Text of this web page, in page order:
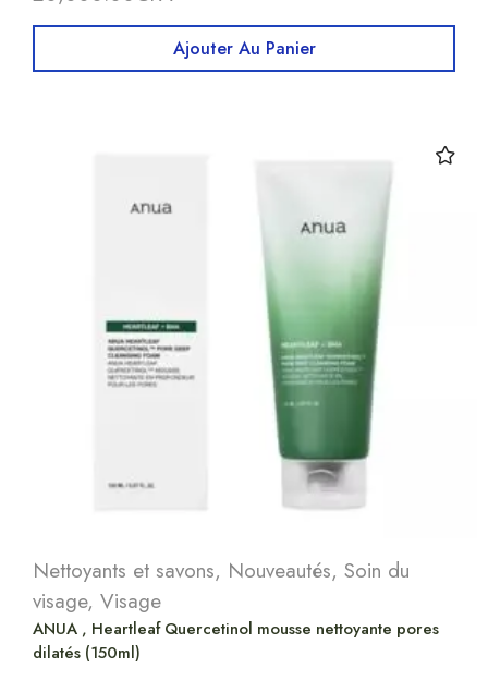
Ajouter Au Panier
Nettoyants et savons, Nouveautés, Soin du
visage, Visage
ANUA , Heartleaf Quercetinol mousse nettoyante pores
dilatés (150ml)